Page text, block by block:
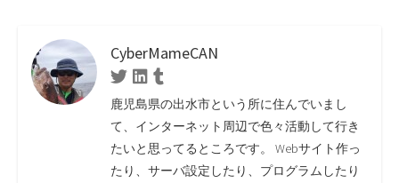
CyberMameCAN
TwitterLinkedin
鹿児島県の出水市という所に住んでいまし
て、インターネット周辺で色々活動して行き
たいと思ってるところです。 Webサイト作っ
たり、サーバ設定したり、プログラムしたり